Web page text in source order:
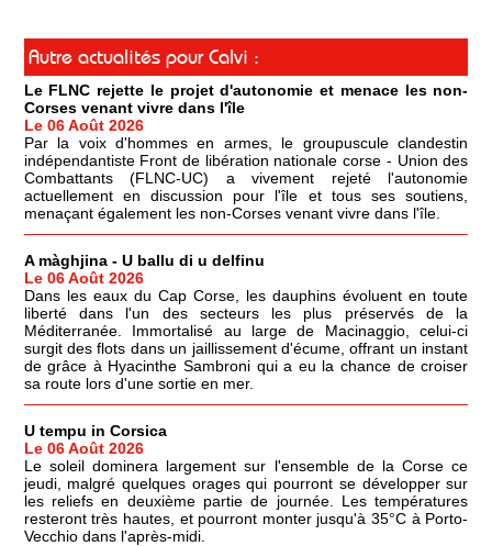
Autre actualités pour Calvi :
Le FLNC rejette le projet d'autonomie et menace les non-
Corses venant vivre dans l'île
Le 06 Août 2026
Par la voix d'hommes en armes, le groupuscule clandestin
indépendantiste Front de libération nationale corse - Union des
Combattants (FLNC-UC) a vivement rejeté l'autonomie
actuellement en discussion pour l'île et tous ses soutiens,
menaçant également les non-Corses venant vivre dans l'île.
A màghjina - U ballu di u delfinu
Le 06 Août 2026
Dans les eaux du Cap Corse, les dauphins évoluent en toute
liberté dans l'un des secteurs les plus préservés de la
Méditerranée. Immortalisé au large de Macinaggio, celui-ci
surgit des flots dans un jaillissement d'écume, offrant un instant
de grâce à Hyacinthe Sambroni qui a eu la chance de croiser
sa route lors d'une sortie en mer.
U tempu in Corsica
Le 06 Août 2026
Le soleil dominera largement sur l'ensemble de la Corse ce
jeudi, malgré quelques orages qui pourront se développer sur
les reliefs en deuxième partie de journée. Les températures
resteront très hautes, et pourront monter jusqu'à 35°C à Porto-
Vecchio dans l'après-midi.